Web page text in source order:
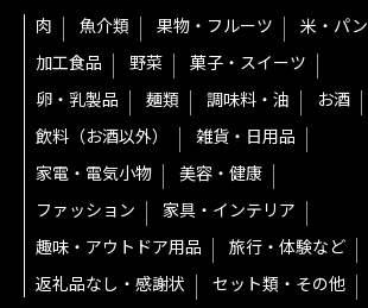
肉 魚介類 果物・フルーツ
米・パン
加工食品
野菜
菓子・スイーツ
卵・乳製品
麺類 調味料・油
お酒
飲料（お酒以外）
雑貨・日用品
家電・電気小物
美容・健康
ファッション
家具・インテリア
趣味・アウトドア用品
旅行・体験など
返礼品なし・感謝状
セット類・その他